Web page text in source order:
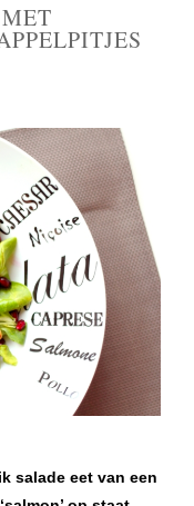
salade eet van een